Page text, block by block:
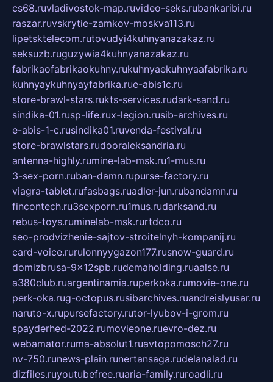
cs68.ruvladivostok-map.ruvideo-seks.rubankaribi.ru
raszar.ruvskrytie-zamkov-moskva113.ru
lipetsktelecom.rutovudyi4kuhnyanazakaz.ru
seksuzb.ruguzywia4kuhnyanazakaz.ru
fabrikaofabrikaokuhny.rukuhnyaekuhnyaafabrika.ru
kuhnyaykuhnyayfabrika.rue-abis1c.ru
store-brawl-stars.rukts-services.rudark-sand.ru
sindika-01.rusp-life.rux-legion.rusib-archives.ru
e-abis-1-c.rusindika01.ruvenda-festival.ru
store-brawlstars.rudooraleksandria.ru
antenna-highly.rumine-lab-msk.ru1-mus.ru
3-sex-porn.ruban-damn.rupurse-factory.ru
viagra-tablet.rufasbags.ruadler-jun.rubandamn.ru
fincontech.ru3sexporn.ru1mus.rudarksand.ru
rebus-toys.ruminelab-msk.rurtdco.ru
seo-prodvizhenie-sajtov-stroitelnyh-kompanij.ru
card-voice.rurulonnyygazon177.rusnow-guard.ru
domizbrusa-9x12spb.rudemaholding.ruaalse.ru
a380club.ruargentinamia.ruperkoka.rumovie-one.ru
perk-oka.rug-octopus.rusibarchives.ruandreislyusar.ru
naruto-x.rupursefactory.rutor-lyubov-i-grom.ru
spayderhed-2022.rumovieone.ruevro-dez.ru
webamator.ruma-absolut1.ruavtopomosch27.ru
nv-750.runews-plain.runertansaga.rudelanalad.ru
dizfiles.ruyoutubefree.ruaria-family.ruroadli.ru